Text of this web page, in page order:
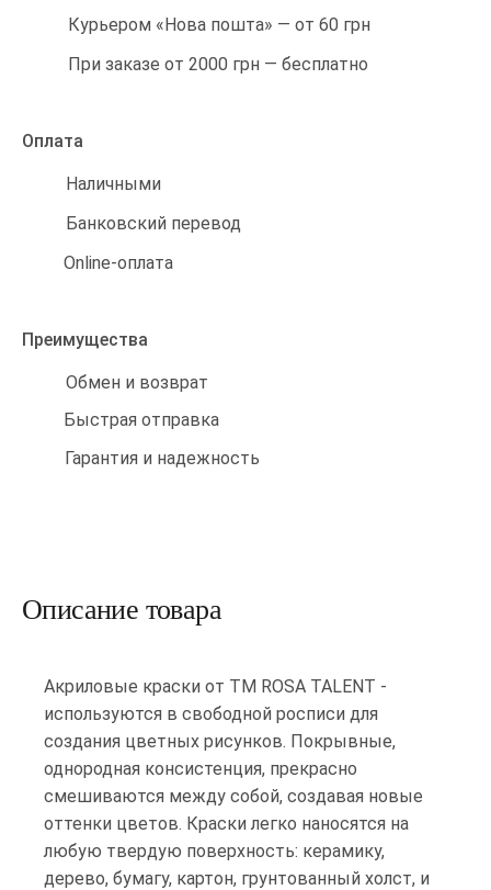
Курьером «Нова пошта» — от 60 грн
При заказе от 2000 грн — бесплатно
Оплата
Наличными
Банковский перевод
Online-оплата
Преимущества
Обмен и возврат
Быстрая отправка
Гарантия и надежность
Описание товара
Акриловые краски от ТМ ROSA TALENT -
используются в свободной росписи для
создания цветных рисунков. Покрывные,
однородная консистенция, прекрасно
смешиваются между собой, создавая новые
оттенки цветов. Краски легко наносятся на
любую твердую поверхность: керамику,
дерево, бумагу, картон, грунтованный холст, и